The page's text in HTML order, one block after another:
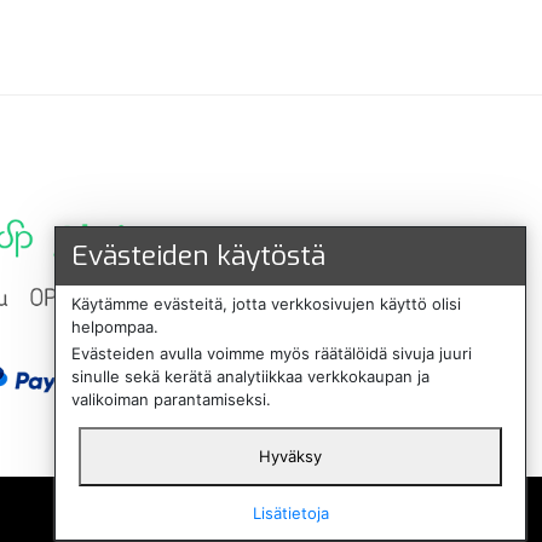
Svenska
Evästeiden käytöstä
Käytämme evästeitä, jotta verkkosivujen käyttö olisi
helpompaa.
Evästeiden avulla voimme myös räätälöidä sivuja juuri
sinulle sekä kerätä analytiikkaa verkkokaupan ja
valikoiman parantamiseksi.
Hyväksy
Lisätietoja